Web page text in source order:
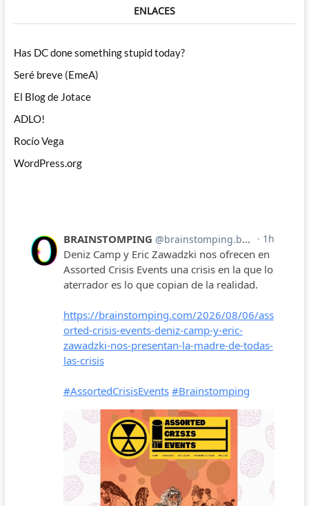
ENLACES
Has DC done something stupid today?
Seré breve (EmeA)
El Blog de Jotace
ADLO!
Rocío Vega
WordPress.org